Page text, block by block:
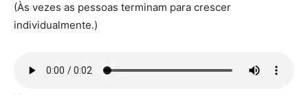
(Às vezes as pessoas terminam para crescer
individualmente.)